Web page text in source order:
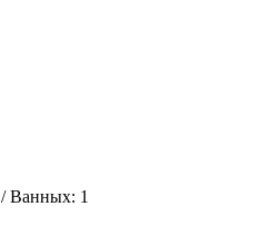
/Ванных: 1